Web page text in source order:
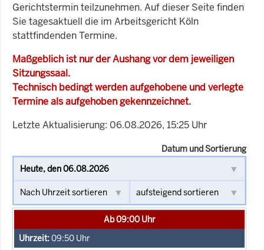
Gerichtstermin teilzunehmen. Auf dieser Seite finden
Sie tagesaktuell die im Arbeitsgericht Köln
stattfindenden Termine.
Maßgeblich ist nur der Aushang vor dem jeweiligen
Sitzungssaal.
Technisch bedingt werden aufgehobene und verlegte
Termine als aufgehoben gekennzeichnet.
Letzte Aktualisierung: 06.08.2026, 15:25 Uhr
Datum und Sortierung
Ab 09:00 Uhr
09:50 Uhr